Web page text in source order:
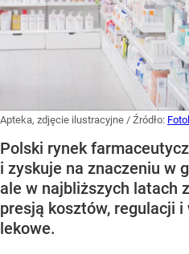
Apteka, zdjęcie ilustracyjne / Źródło:
Polski rynek
i zyskuje na znaczeniu w
ale w najbliższych latach
presją kosztów, regulacji
lekowe.